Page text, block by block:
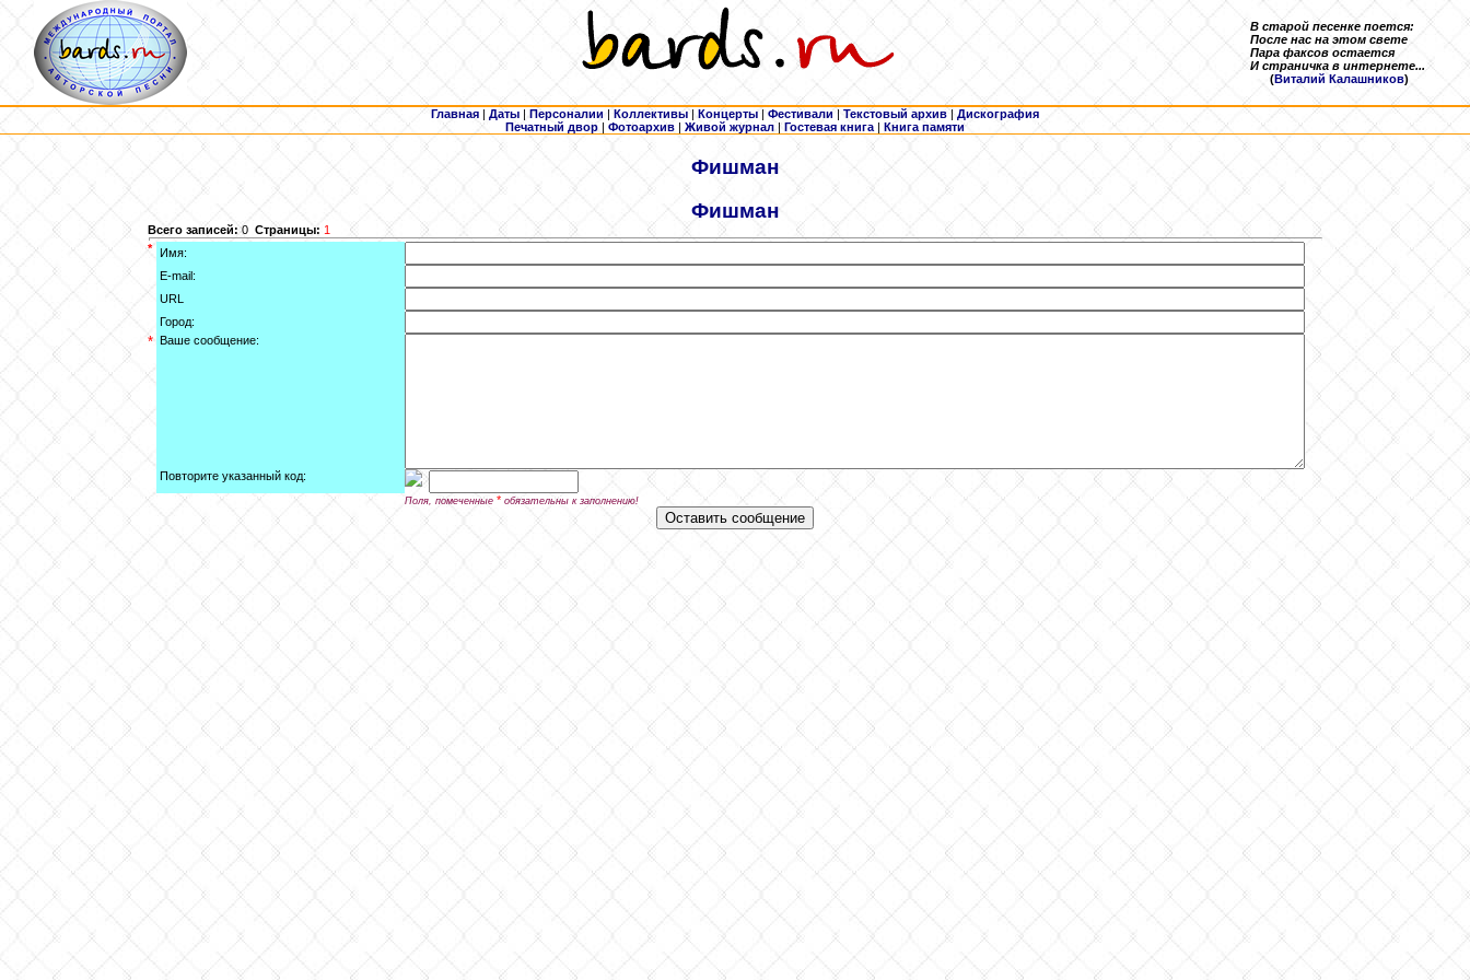
В старой песенке поется:
После нас на этом свете
Пара факсов остается
И страничка в интернете...
(Виталий Калашников)
Главная | Даты | Персоналии | Коллективы | Концерты | Фестивали | Текстовый архив | Дискография
Печатный двор | Фотоархив | Живой журнал | Гостевая книга | Книга памяти
Фишман
Фишман
Всего записей: 0 Страницы: 1
*
Имя:
E-mail:
URL
Город:
* Ваше сообщение:
Повторите указанный код:
Поля, помеченные*обязательны к заполнению!